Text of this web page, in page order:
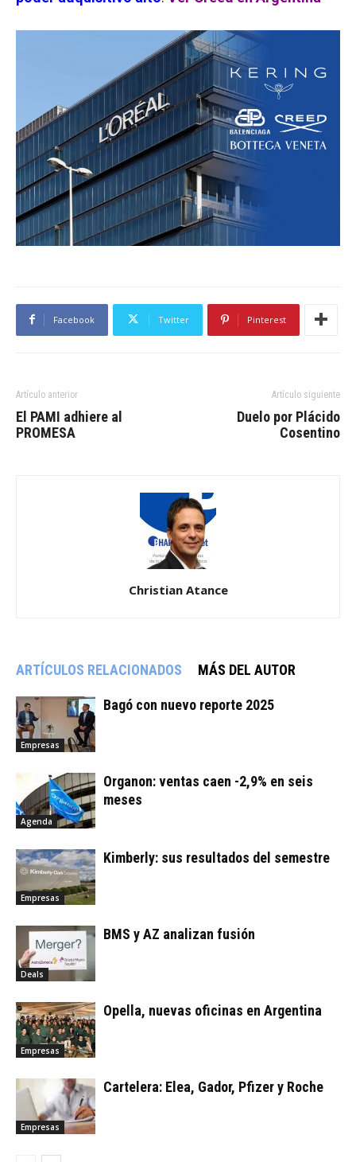
Facebook Twitter Pinterest
Artículo anterior
El PAMI adhiere al
PROMESA
Artículo siguiente
Duelo por Plácido
Cosentino
Christian Atance
ARTÍCULOS RELACIONADOS MÁS DEL AUTOR
Empresas
Bagó con nuevo reporte 2025
Agenda
Organon: ventas caen -2,9% en seis
meses
Empresas
Kimberly: sus resultados del semestre
Deals
BMS y AZ analizan fusión
Empresas
Opella, nuevas oficinas en Argentina
Empresas
Cartelera: Elea, Gador, Pfizer y Roche